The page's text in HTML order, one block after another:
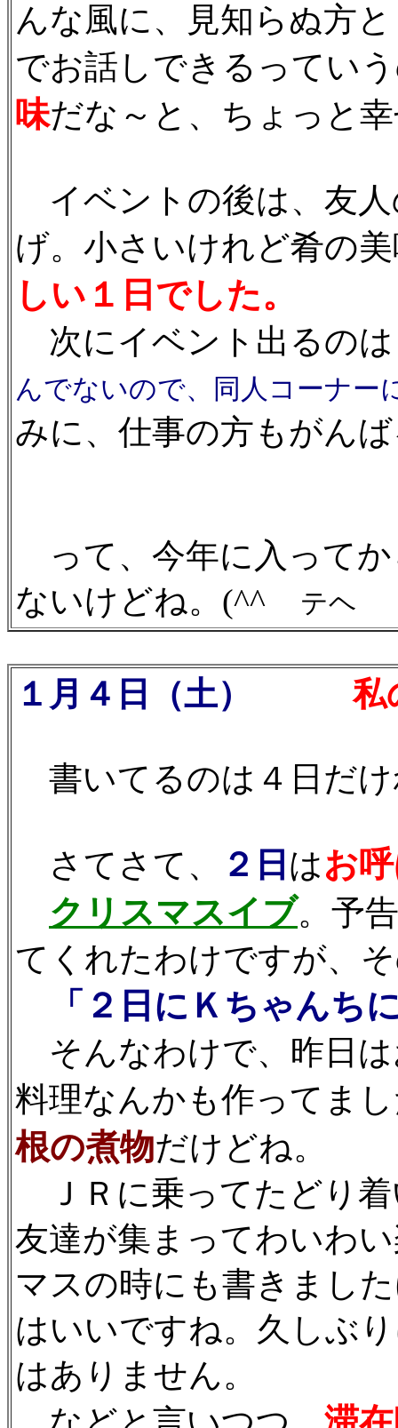
んな風に、見知らぬ方
でお話しできるってい
味だな～と、ちょっと
イベントの後は、友人
げ。小さいけれど肴の
しい１日でした。
次にイベント出るの
んでないので、同人コーナー
みに、仕事の方もがん
って、今年に入って
ないけどね。(^^ゞ
テヘ
１月４日（土） 私の
書いてるのは４日だ
さてさて、 ２日 はお
クリスマスイブ。予
てくれたわけですが、
「２日にＫちゃんち
そんなわけで、昨日
料理なんかも作ってま
根の煮物だけどね。
ＪＲに乗ってたどり着
友達が集まってわいわ
マスの時にも書きまし
はいいですね。久しぶ
はありません。